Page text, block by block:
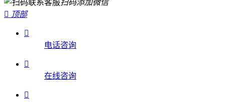
扫码添加微信
 顶部

电话咨询

在线咨询
